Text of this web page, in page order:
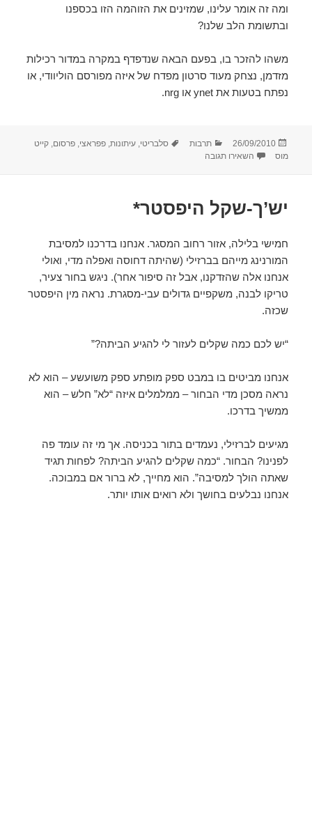
ומה זה אומר עלינו, שמזינים את הזוהמה הזו בכספנו
ובתשומת הלב שלנו?
משהו להזכר בו, בפעם הבאה שנדפדף במקרה במדור רכילות
מזדמן, נצחק מעוד סרטון מפדח של איזה מפורסם הוליוודי, או
נפתח בטעות את ynet או nrg.
פורסם
בתאריך
26/09/2010 קטגוריות
תרבות תגיות
סלבריטי ,עיתונות ,פפראצי ,פרסום ,קייט
מוס
השאירו תגובה
יש’ך-שקל היפסטר*
חמישי בלילה, אזור רחוב המסגר. אנחנו בדרכנו למסיבת
המורנינג מייהם בברזילי (שהיתה דחוסה ואפלה מדי, ואולי
אנחנו אלה שהזדקנו, אבל זה סיפור אחר). ניגש בחור צעיר,
טריקו לבנה, משקפיים גדולים עבי-מסגרת. נראה מין היפסטר
שכזה.
“יש לכם כמה שקלים לעזור לי להגיע הביתה?”
אנחנו מביטים בו במבט ספק מופתע ספק משועשע – הוא לא
נראה מסכן מדי הבחור – ממלמלים איזה “לא” חלש – הוא
ממשיך בדרכו.
מגיעים לברזילי, נעמדים בתור בכניסה. אך מי זה עומד פה
לפנינו? הבחור. “כמה שקלים להגיע הביתה? לפחות תגיד
שאתה הולך למסיבה”. הוא מחייך, לא ברור אם במבוכה.
אנחנו נבלעים בחושך ולא רואים אותו יותר.